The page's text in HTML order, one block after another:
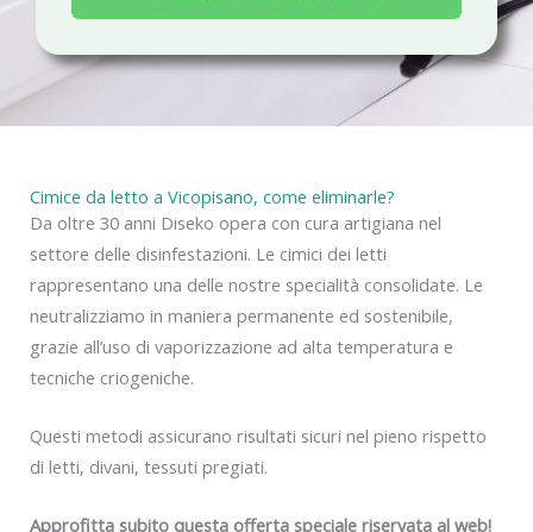
a
c
Cimice da letto a Vicopisano, come eliminarle?
Da oltre 30 anni Diseko opera con cura artigiana nel
settore delle disinfestazioni. Le cimici dei letti
rappresentano una delle nostre specialità consolidate. Le
neutralizziamo in maniera permanente ed sostenibile,
grazie all’uso di vaporizzazione ad alta temperatura e
tecniche criogeniche.
Questi metodi assicurano risultati sicuri nel pieno rispetto
di letti, divani, tessuti pregiati.
Approfitta subito questa offerta speciale riservata al web!